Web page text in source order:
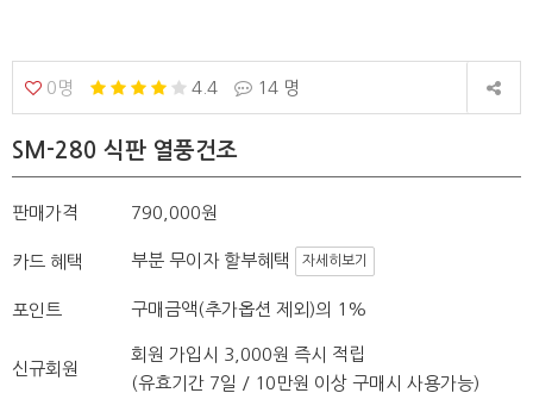
0명 4.4 14 명
SM-280 식판 열풍건조
판매가격 790,000원
카드 혜택 부분 무이자 할부혜택 자세히보기
포인트 구매금액(추가옵션 제외)의 1%
신규회원
회원 가입시 3,000원 즉시 적립
(유효기간 7일 / 10만원 이상 구매시 사용가능)